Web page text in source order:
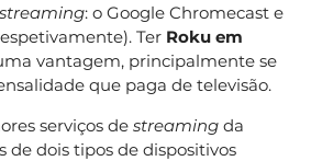
streaming: o Google Chromecast e
Ter Roku em
vantagem, principalmente se
que paga de televisão.
serviços de streaming da
de dois tipos de dispositivos